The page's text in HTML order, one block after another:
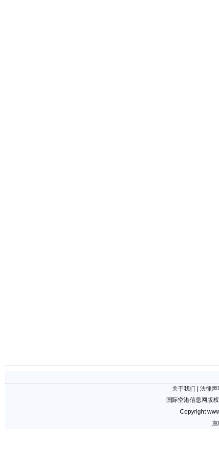
关于我们
法律声
国际空港信息网版
Copyright